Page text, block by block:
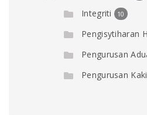
Integriti 10
Pengisytiharan
Pengurusan
Pengurusan